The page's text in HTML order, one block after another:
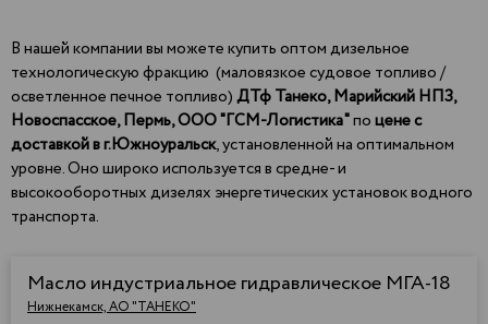
В нашей компании вы можете купить оптом дизельное
технологическую фракцию (маловязкое судовое топливо /
осветленное печное топливо)ДТф Танеко,Марийский НПЗ,
Новоспасское, Пермь, ООО "ГСМ-Логистика"поцене с
доставкой в г.Южноуральск, установленной на оптимальном
уровне. Оно широко используется в средне- и
высокооборотных дизелях энергетических установок водного
транспорта.
Масло индустриальное гидравлическое МГА-18
Нижнекамск, АО "ТАНЕКО"